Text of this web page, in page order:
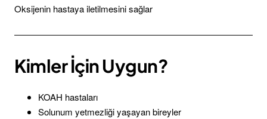
Oksijenin hastaya iletilmesini sağlar
Kimler İçin Uygun?
KOAH hastaları
Solunum yetmezliği yaşayan bireyler